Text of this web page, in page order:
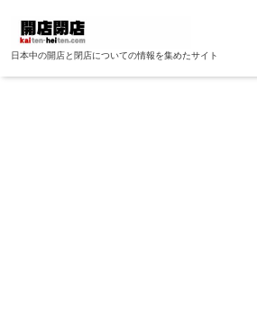
日本中の開店と閉店についての情報を集めたサイト